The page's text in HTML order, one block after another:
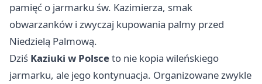
pamięć o jarmarku św. Kazimierza, smak
obwarzanków i zwyczaj kupowania palmy przed
Niedzielą Palmową.
Dziś Kaziuki w Polsceto nie kopia wileńskiego
jarmarku, ale jego kontynuacja. Organizowane zwykle